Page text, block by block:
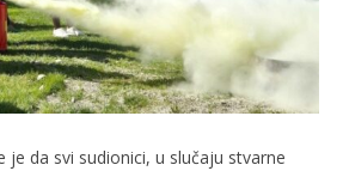
je da svi sudionici, u slučaju stvarne